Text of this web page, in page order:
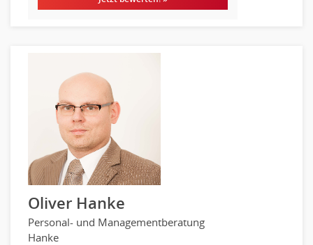
Oliver Hanke
Personal- und Managementberatung
Hanke